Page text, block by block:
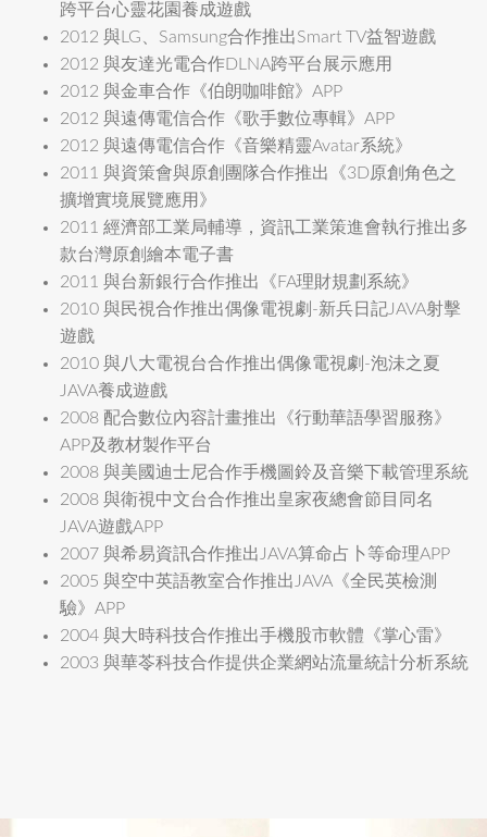
跨平台心靈花園養成遊戲
2012 與LG、Samsung合作推出Smart TV益智遊戲
2012 與友達光電合作DLNA跨平台展示應用
2012 與金車合作《伯朗咖啡館》APP
2012 與遠傳電信合作《歌手數位專輯》APP
2012 與遠傳電信合作《音樂精靈Avatar系統》
2011 與資策會與原創團隊合作推出《3D原創角色之
擴增實境展覽應用》
2011 經濟部工業局輔導，資訊工業策進會執行推出多
款台灣原創繪本電子書
2011 與台新銀行合作推出《FA理財規劃系統》
2010 與民視合作推出偶像電視劇-新兵日記JAVA射擊
遊戲
2010 與八大電視台合作推出偶像電視劇-泡沬之夏
JAVA養成遊戲
2008 配合數位內容計畫推出《行動華語學習服務》
APP及教材製作平台
2008 與美國迪士尼合作手機圖鈴及音樂下載管理系統
2008 與衛視中文台合作推出皇家夜總會節目同名
JAVA遊戲APP
2007 與希易資訊合作推出JAVA算命占卜等命理APP
2005 與空中英語教室合作推出JAVA《全民英檢測
驗》APP
2004 與大時科技合作推出手機股市軟體《掌心雷》
2003 與華苓科技合作提供企業網站流量統計分析系統